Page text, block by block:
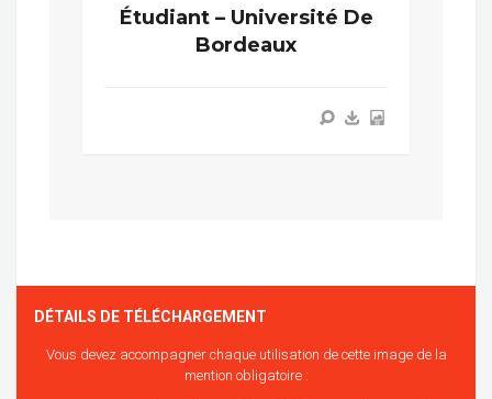
Étudiant – Université De
Bordeaux
DÉTAILS DE TÉLÉCHARGEMENT
Vous devez accompagner chaque utilisation de cette image de la
mention obligatoire :